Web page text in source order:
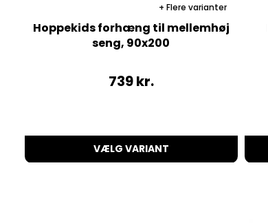
Flere varianter
Hoppekids forhæng til mellemhøj
seng, 90x200
739kr.
VÆLG VARIANT